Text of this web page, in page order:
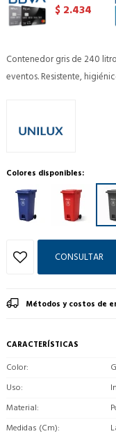
$ 2.434
Contenedor gris de 240
eventos. Resistente,
Colores disponibles:
CONSULTAR
Métodos y costos de
CARACTERÍSTICAS
Color
Uso
Material
Medidas (Cm)